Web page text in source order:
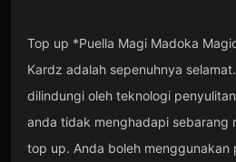
Top up *Puella Magi Madoka
Kardz adalah sepenuhnya
dilindungi oleh teknologi
anda tidak menghadapi sebarang
top up. Anda boleh menggunakan